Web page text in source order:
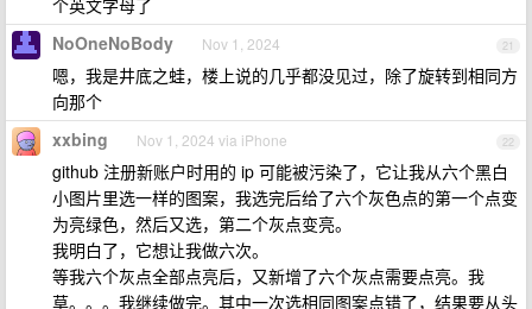
个英文字母了
21
NoOneNoBody Nov 1, 2024
嗯，我是井底之蛙，楼上说的几乎都没见过，除了旋转到相同方
向那个
22
xxbing Nov 1, 2024 via iPhone
github 注册新账户时用的 ip 可能被污染了，它让我从六个黑白
小图片里选一样的图案，我选完后给了六个灰色点的第一个点变
为亮绿色，然后又选，第二个灰点变亮。
我明白了，它想让我做六次。
等我六个灰点全部点亮后，又新增了六个灰点需要点亮。我
草。。。我继续做完。其中一次选相同图案点错了，结果要从头